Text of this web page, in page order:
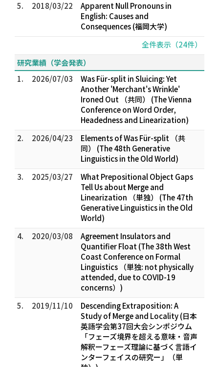
5.
2018/03/22
Apparent Null Pronouns in
English: Causes and
Consequences (福岡大学)
全件表示（24件）
研究業績（学会発表）
1.
2026/07/03
Was Für-split in Sluicing: Yet
Another 'Merchant's Wrinkle'
Ironed Out （共同） (The Vienna
Conference on Word Order,
Headedness and Linearization)
2.
2026/04/23
Elements of Was Für-split （共
同） (The 48th Generative
Linguistics in the Old World)
3.
2025/03/27
What Prepositional Object Gaps
Tell Us about Merge and
Linearization （単独） (The 47th
Generative Linguistics in the Old
World)
4.
2020/03/08
Agreement Insulators and
Quantifier Float (The 38th West
Coast Conference on Formal
Linguistics （単独: not physically
attended, due to COVID-19
concerns）)
5.
2019/11/10
Descending Extraposition: A
Study of Merge and Locality (日本
英語学会第37回大会シンポジウム
「フェーズ境界を超える意味・音声
解釈ーフェーズ理論に基づく言語イ
ンターフェイスの研究ー」（単